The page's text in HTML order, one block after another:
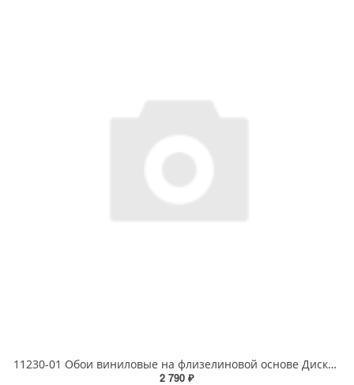
11230-01 Обои виниловые на флизелиновой основе Диски- уни1.06 X 10м
2 790 ₽